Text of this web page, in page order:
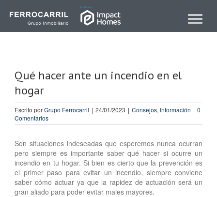
Toggle
Qué hacer ante un incendio en el
hogar
Escrito porGrupo Ferrocarril | 24/01/2023 | Consejos, Información | 0
Comentarios
Son situaciones indeseadas que esperemos nunca ocurran
pero siempre es importante saber qué hacer si ocurre un
incendio en tu hogar. Si bien es cierto que la prevención es
el primer paso para evitar un incendio, siempre conviene
saber cómo actuar ya que la rapidez de actuación será un
gran aliado para poder evitar males mayores.